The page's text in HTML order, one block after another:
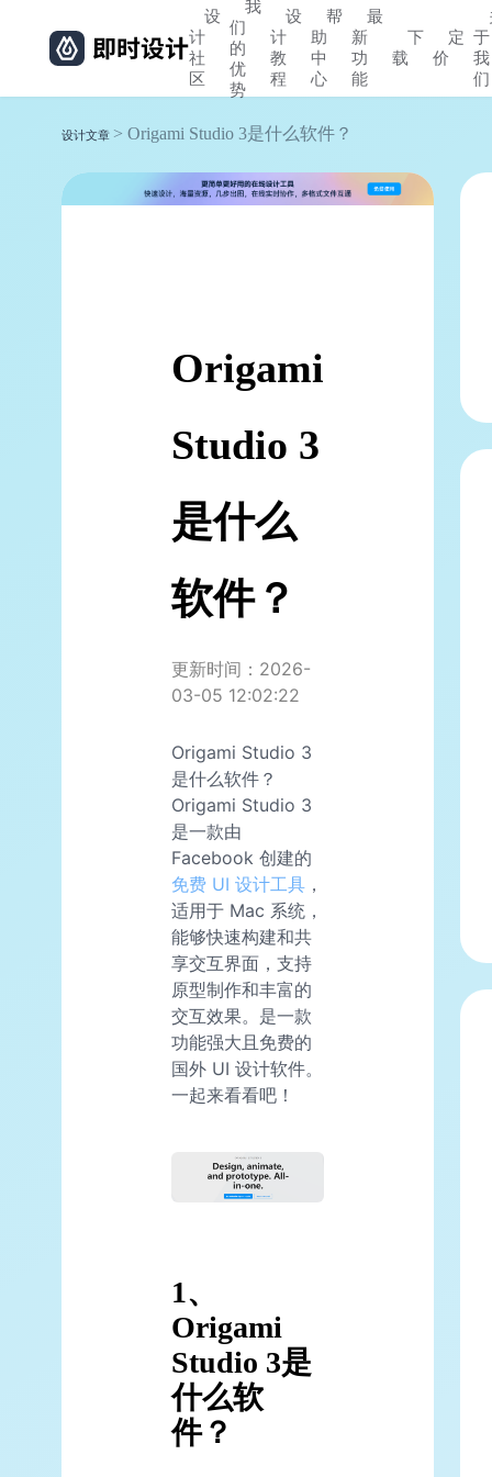
设
计
社
区
我
们
的
优
势
设
计
教
程
帮
助
中
心
最
新
功
能
下
载
定
价
于
我
们
设计文章 > Origami Studio 3是什么软件？
Origami
Studio 3
是什么
软件？
更新时间：2026-
03-05 12:02:22
Origami Studio 3
是什么软件？
Origami Studio 3
是一款由
Facebook 创建的
免费 UI 设计工具 ，
适用于 Mac 系统，
能够快速构建和共
享交互界面，支持
原型制作和丰富的
交互效果。是一款
功能强大且免费的
国外 UI 设计软件。
一起来看看吧！
1、
Origami
Studio 3是
什么软
件？